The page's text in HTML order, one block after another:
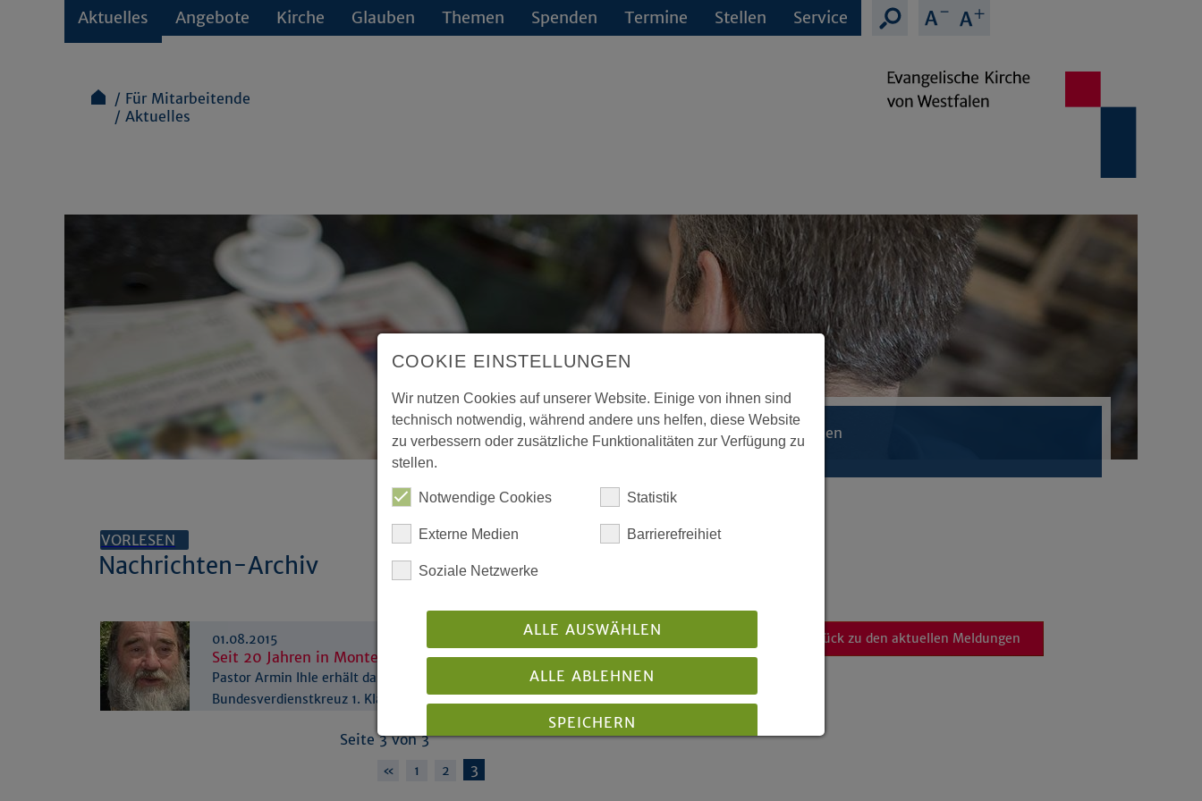
Aktuelles Angebote Kirche Glauben Themen Spenden Termine Stellen Service
Für Mitarbeitende
Aktuelles
Unsere archivierten Nachrichten
auf einen Blick
VORLESEN
Nachrichten-Archiv
01.08.2015
Seit 20 Jahren in Montevideo
Pastor Armin Ihle erhält das
Bundesverdienstkreuz 1. Klasse
Seite 3 von 3
« 1 2 3
zurück zu den aktuellen Meldungen
COOKIE EINSTELLUNGEN
Wir nutzen Cookies auf unserer Website. Einige von ihnen sind
technisch notwendig, während andere uns helfen, diese Website
zu verbessern oder zusätzliche Funktionalitäten zur Verfügung zu
stellen.
Notwendige Cookies Statistik
Externe Medien Barrierefreihiet
Soziale Netzwerke
ALLE AUSWÄHLEN
ALLE ABLEHNEN
SPEICHERN